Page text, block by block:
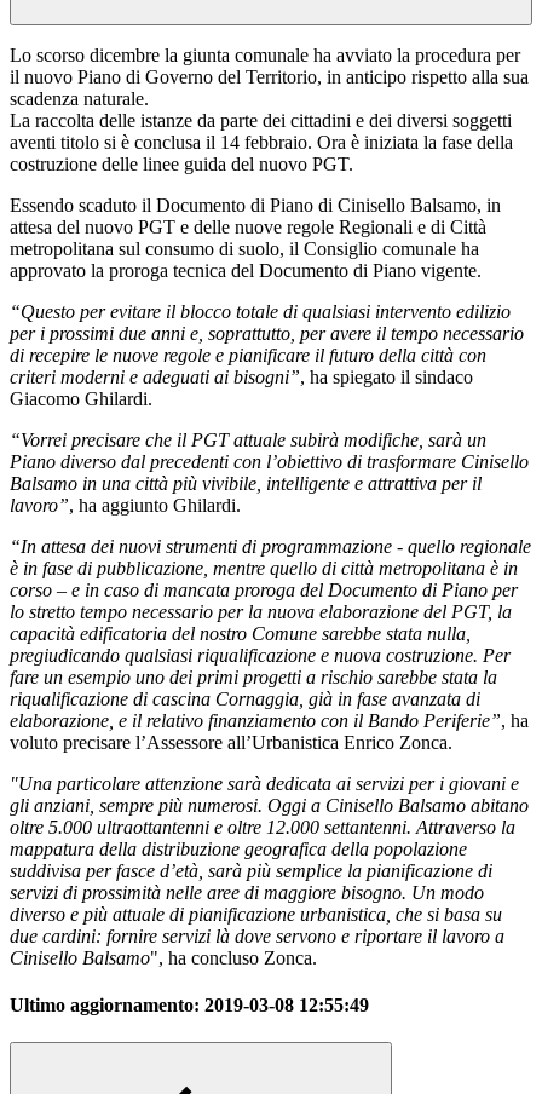
Lo scorso dicembre la giunta comunale ha avviato la procedura per
il nuovo Piano di Governo del Territorio, in anticipo rispetto alla sua
scadenza naturale.
La raccolta delle istanze da parte dei cittadini e dei diversi soggetti
aventi titolo si è conclusa il 14 febbraio. Ora è iniziata la fase della
costruzione delle linee guida del nuovo PGT.
Essendo scaduto il Documento di Piano di Cinisello Balsamo, in
attesa del nuovo PGT e delle nuove regole Regionali e di Città
metropolitana sul consumo di suolo, il Consiglio comunale ha
approvato la proroga tecnica del Documento di Piano vigente.
“Questo per evitare il blocco totale di qualsiasi intervento edilizio
per i prossimi due anni e, soprattutto, per avere il tempo necessario
di recepire le nuove regole e pianificare il futuro della città con
criteri moderni e adeguati ai bisogni”, ha spiegato il sindaco
Giacomo Ghilardi.
“Vorrei precisare che il PGT attuale subirà modifiche, sarà un
Piano diverso dal precedenti con l’obiettivo di trasformare Cinisello
Balsamo in una città più vivibile, intelligente e attrattiva per il
lavoro”, ha aggiunto Ghilardi.
“In attesa dei nuovi strumenti di programmazione - quello regionale
è in fase di pubblicazione, mentre quello di città metropolitana è in
corso – e in caso di mancata proroga del Documento di Piano per
lo stretto tempo necessario per la nuova elaborazione del PGT, la
capacità edificatoria del nostro Comune sarebbe stata nulla,
pregiudicando qualsiasi riqualificazione e nuova costruzione. Per
fare un esempio uno dei primi progetti a rischio sarebbe stata la
riqualificazione di cascina Cornaggia, già in fase avanzata di
elaborazione, e il relativo finanziamento con il Bando Periferie”, ha
voluto precisare l’Assessore all’Urbanistica Enrico Zonca.
"Una particolare attenzione sarà dedicata ai servizi per i giovani e
gli anziani, sempre più numerosi. Oggi a Cinisello Balsamo abitano
oltre 5.000 ultraottantenni e oltre 12.000 settantenni. Attraverso la
mappatura della distribuzione geografica della popolazione
suddivisa per fasce d’età, sarà più semplice la pianificazione di
servizi di prossimità nelle aree di maggiore bisogno. Un modo
diverso e più attuale di pianificazione urbanistica, che si basa su
due cardini: fornire servizi là dove servono e riportare il lavoro a
Cinisello Balsamo", ha concluso Zonca.
Ultimo aggiornamento: 2019-03-08 12:55:49